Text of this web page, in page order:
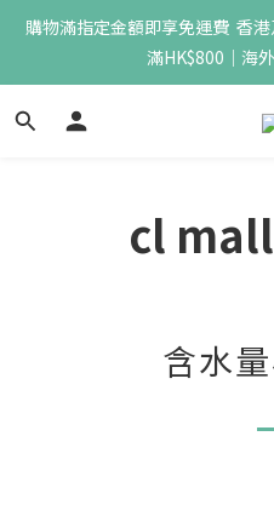
購物滿指定金額即享免運費  香
滿HK$800｜海
cl
含水